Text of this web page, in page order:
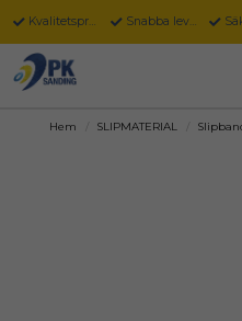
Kvalitetsprodukter Snabba leveranser
Hem SLIPMATERIAL